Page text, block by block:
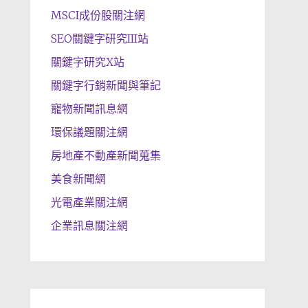
MSCI成份股關注網
SEO關鍵字研究III站
關鍵字研究X站
關鍵字行銷新聞與筆記
寵物新聞訊息網
環保議題關注網
房地產不動產新聞蒐集
美食新聞網
光電產業關注網
企業訊息關注網